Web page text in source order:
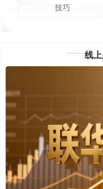
技巧
线